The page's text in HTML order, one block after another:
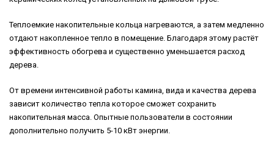
Теплоемкие накопительные кольца нагреваются, а затем медленно
отдают накопленное тепло в помещение. Благодаря этому растёт
эффективность обогрева и существенно уменьшается расход
дерева.
От времени интенсивной работы камина, вида и качества дерева
зависит количество тепла которое сможет сохранить
накопительная масса. Опытные пользователи в состоянии
дополнительно получить 5-10 кВт энергии.